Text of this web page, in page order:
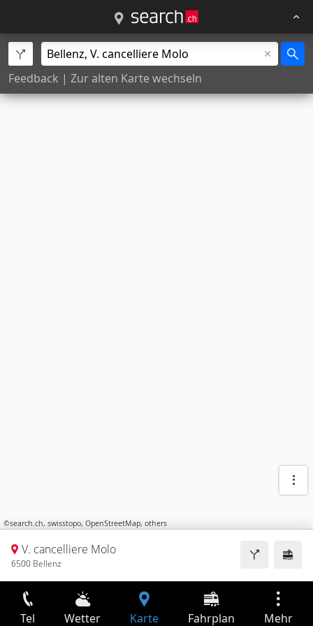
Feedback | Zur alten Karte wechseln
©search.ch, swisstopo, OpenStreetMap, others
V. cancelliere Molo
6500 Bellenz
Tel Wetter Karte Fahrplan Mehr